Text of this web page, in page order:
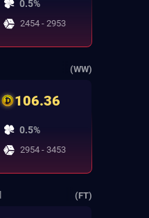
0.5%
2454 - 2953
(WW)
106.36
0.5%
2954 - 3453
(FT)